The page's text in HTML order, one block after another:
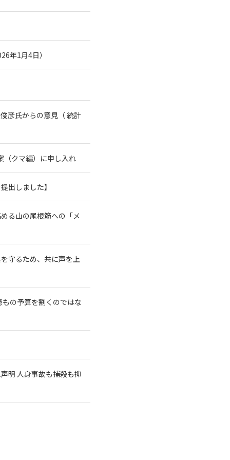
年1月4日）
彦氏からの意見（ 統計
クマ編）に申し入れ
出しました】
る山の尾根筋への「メ
守るため、共に声を上
の予算を割くのではな
明 人身事故も捕殺も抑